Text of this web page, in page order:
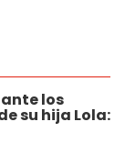
los
su hija Lola: